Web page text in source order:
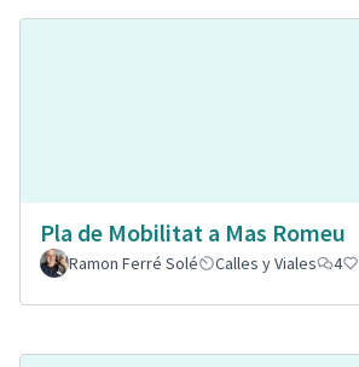
Pla de Mobilitat a Mas Romeu
Ramon Ferré Solé
Calles y Viales 4